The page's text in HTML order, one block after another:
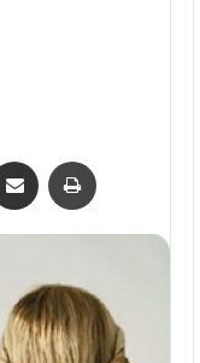
E-Posta ile paylaş